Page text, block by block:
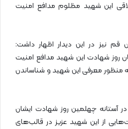
این شهید مظلوم مدافع امنیت
قم نیز در این دیدار اظهار داشت:
روز شهادت این شهید مدافع امنیت
منظور معرفی این شهید و شناساندن
آستانه چهلمین روز شهادت ایشان
از این شهید عزیز در قالب‌های